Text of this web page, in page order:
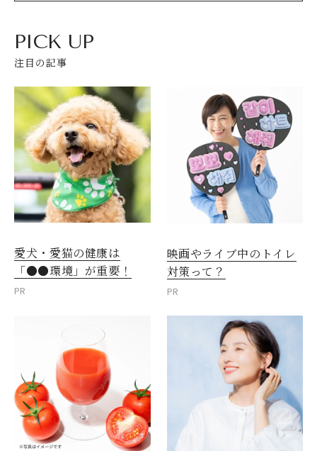
PICK UP
注目の記事
愛犬・愛猫の健康は
「●●環境」が重要！
PR
映画やライブ中のトイレ
対策って？
PR